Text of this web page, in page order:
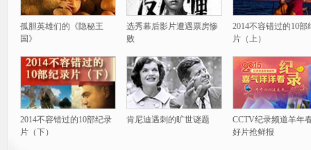
孤胆英雄们的《隐秘王
国》
选秀幕后影片遭遇票房惨
败
2014不容错过的10部
片（上）
2014不容错过的10部纪录
片（下）
肯尼迪遇刺的旷世谜题
CCTV纪录频道羊年
好片抢鲜报